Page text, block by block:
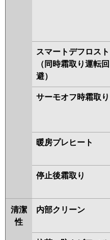
スマートデフロスト
（同時霜取り運転回
避）
サーモオフ時霜取り
暖房プレヒート
停止後霜取り
清潔
性
内部クリーン